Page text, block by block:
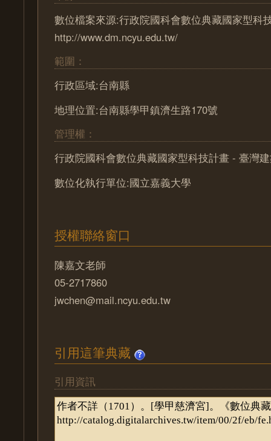
數位檔案來源:行政院國科會數位典藏國家型科
http://www.dm.ncyu.edu.tw/
範圍：
行政區域:台南縣
地理位置:台南縣學甲鎮濟生路170號
管理權：
行政院國科會數位典藏國家型科技計畫 - 臺灣
數位化執行單位:國立嘉義大學
授權聯絡窗口
陳嘉文老師
05-2717860
jwchen@mail.ncyu.edu.tw
引用這筆典藏
引用資訊